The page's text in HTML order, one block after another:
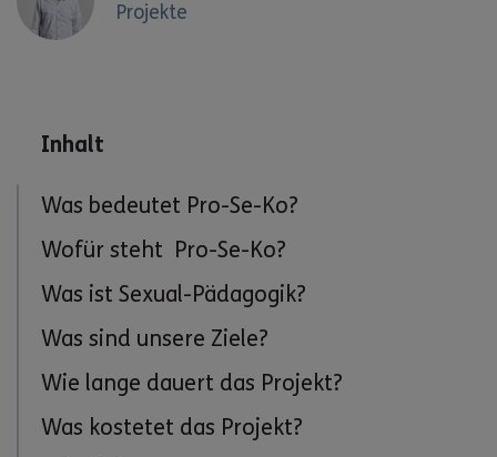
Projekte
Inhalt
Was bedeutet Pro-Se-Ko?
Wofür steht Pro-Se-Ko?
Was ist Sexual-Pädagogik?
Was sind unsere Ziele?
Wie lange dauert das Projekt?
Was kostetet das Projekt?